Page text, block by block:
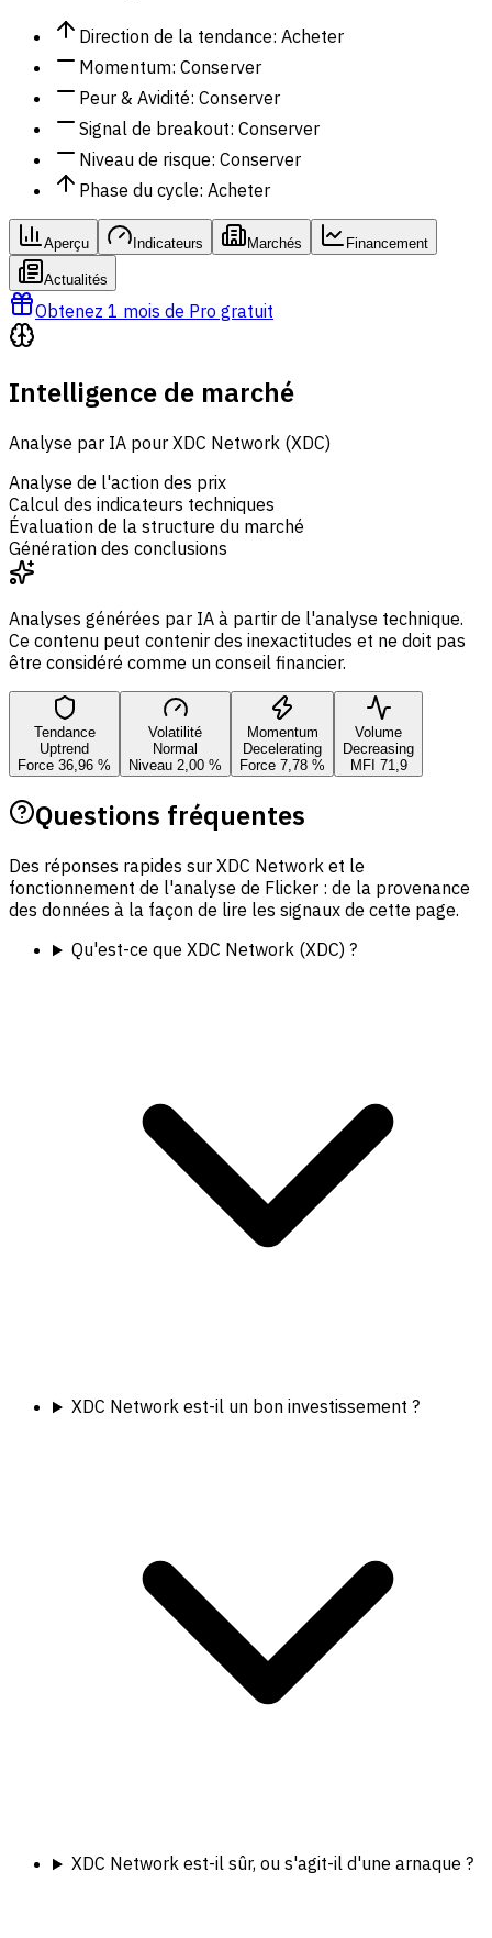
Direction de la tendance: Acheter
Momentum: Conserver
Peur & Avidité: Conserver
Signal de breakout: Conserver
Niveau de risque: Conserver
Phase du cycle: Acheter
Aperçu Indicateurs Marchés Financement
Actualités
Obtenez 1 mois de Pro gratuit
Intelligence de marché
Analyse par IA pour XDC Network (XDC)
Analyse de l'action des prix
Calcul des indicateurs techniques
Évaluation de la structure du marché
Génération des conclusions
Analyses générées par IA à partir de l'analyse technique.
Ce contenu peut contenir des inexactitudes et ne doit pas
être considéré comme un conseil financier.
Tendance
Uptrend
Force 36,96 %
Volatilité
Normal
Niveau 2,00 %
Momentum
Decelerating
Force 7,78 %
Volume
Decreasing
MFI 71,9
Questions fréquentes
Des réponses rapides sur XDC Network et le
fonctionnement de l'analyse de Flicker : de la provenance
des données à la façon de lire les signaux de cette page.
Qu'est-ce que XDC Network (XDC) ?
XDC Network est-il un bon investissement ?
XDC Network est-il sûr, ou s'agit-il d'une arnaque ?